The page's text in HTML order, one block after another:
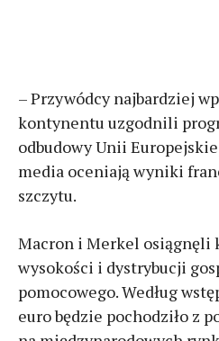
– Przywódcy najbardziej
kontynentu uzgodnili
odbudowy Unii
media oceniają wyniki
szczytu.
Macron i Merkel osiągnęli
wysokości i dystrybucji
pomocowego. Według
euro będzie pochodziło z